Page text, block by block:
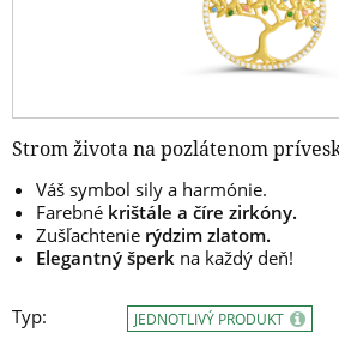
Strom života na pozlátenom
Váš symbol sily a harmónie.
Farebné krištále a číre zirkóny.
Zušľachtenie rýdzim zlatom.
Elegantný šperk na každý deň!
Typ:
JEDNOTLIVÝ PRODUKT